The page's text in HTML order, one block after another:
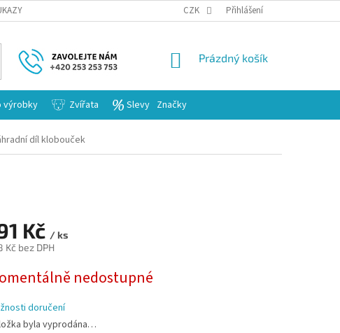
CZK Přihlášení
NÁKUPNÍ
Prázdný košík
výrobky Zvířata Slevy Značky
díl klobouček
Kč / ks
Kč bez DPH
nedostupné
doručení
byla vyprodána…